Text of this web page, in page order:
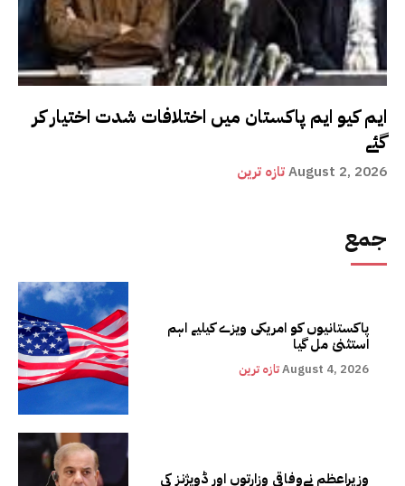
ایم کیو ایم پاکستان میں اختلافات شدت اختیار کر
گئے
تازہ ترینAugust 2, 2026
جمع
پاکستانیوں کو امریکی ویزے کیلیے اہم
استثنیٰ مل گیا
تازہ ترینAugust 4, 2026
وزیراعظم نےوفاقی وزارتوں اور ڈویژنز کی